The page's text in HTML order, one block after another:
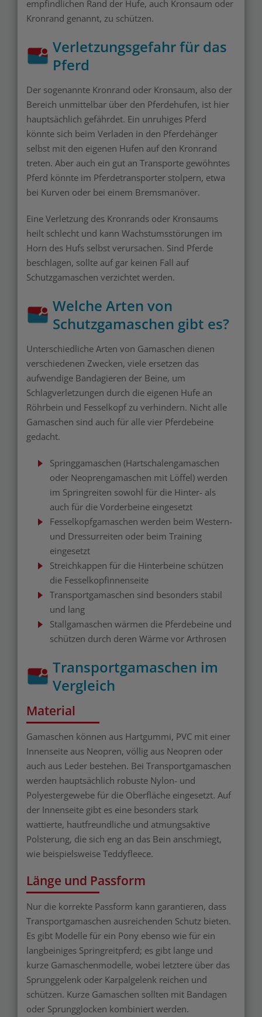
empfindlichen Rand der Hufe, auch Kronsaum oder
Kronrand genannt, zu schützen.
Verletzungsgefahr für das
Pferd
Der sogenannte Kronrand oder Kronsaum, also der
Bereich unmittelbar über den Pferdehufen, ist hier
hauptsächlich gefährdet. Ein unruhiges Pferd
könnte sich beim Verladen in den Pferdehänger
selbst mit den eigenen Hufen auf den Kronrand
treten. Aber auch ein gut an Transporte gewöhntes
Pferd könnte im Pferdetransporter stolpern, etwa
bei Kurven oder bei einem Bremsmanöver.
Eine Verletzung des Kronrands oder Kronsaums
heilt schlecht und kann Wachstumsstörungen im
Horn des Hufs selbst verursachen. Sind Pferde
beschlagen, sollte auf gar keinen Fall auf
Schutzgamaschen verzichtet werden.
Welche Arten von
Schutzgamaschen gibt es?
Unterschiedliche Arten von Gamaschen dienen
verschiedenen Zwecken, viele ersetzen das
aufwendige Bandagieren der Beine, um
Schlagverletzungen durch die eigenen Hufe an
Röhrbein und Fesselkopf zu verhindern. Nicht alle
Gamaschen sind auch für alle vier Pferdebeine
gedacht.
Springgamaschen (Hartschalengamaschen
oder Neoprengamaschen mit Löffel) werden
im Springreiten sowohl für die Hinter- als
auch für die Vorderbeine eingesetzt
Fesselkopfgamaschen werden beim Western-
und Dressurreiten oder beim Training
eingesetzt
Streichkappen für die Hinterbeine schützen
die Fesselkopfinnenseite
Transportgamaschen sind besonders stabil
und lang
Stallgamaschen wärmen die Pferdebeine und
schützen durch deren Wärme vor Arthrosen
Transportgamaschen im
Vergleich
Material
Gamaschen können aus Hartgummi, PVC mit einer
Innenseite aus Neopren, völlig aus Neopren oder
auch aus Leder bestehen. Bei Transportgamaschen
werden hauptsächlich robuste Nylon- und
Polyestergewebe für die Oberfläche eingesetzt. Auf
der Innenseite gibt es eine besonders stark
wattierte, hautfreundliche und atmungsaktive
Polsterung, die sich eng an das Bein anschmiegt,
wie beispielsweise Teddyfleece.
Länge und Passform
Nur die korrekte Passform kann garantieren, dass
Transportgamaschen ausreichenden Schutz bieten.
Es gibt Modelle für ein Pony ebenso wie für ein
langbeiniges Springreitpferd; es gibt lange und
kurze Gamaschenmodelle, wobei letztere über das
Sprunggelenk oder Karpalgelenk reichen und
schützen. Kurze Gamaschen sollten mit Bandagen
oder Sprungglocken kombiniert werden.